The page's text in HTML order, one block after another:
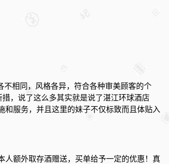
相同，风格各异，符合各种审美顾客的个
，说了这么多其实就是说了湛江环球酒店
服务，并且这里的妹子不仅标致而且体贴入
额外取存酒赠送，买单给予一定的优惠！真